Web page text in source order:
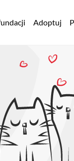
Adoptuj